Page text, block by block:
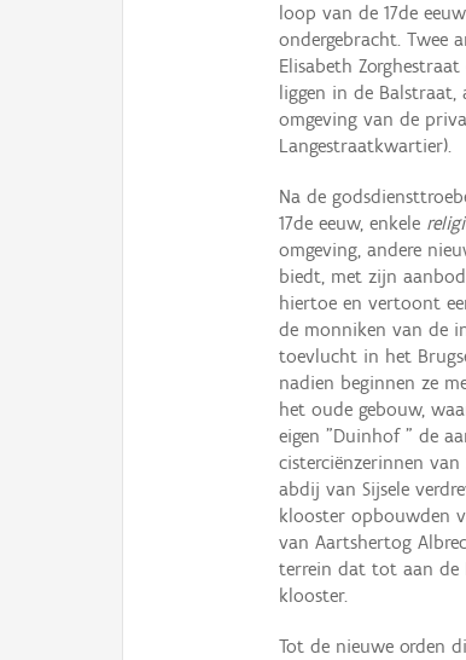
loop van de 17de
ondergebracht. Twee
Elisabeth
liggen in de
omgeving van de
Langestraatkwartier).
Na de
17de eeuw, enkele
omgeving, andere
biedt, met zijn
hiertoe en vertoont
de monniken van de
toevlucht in het
nadien beginnen ze
het oude gebouw,
eigen "Duinhof " de
cisterciënzerinnen
abdij van Sijsele
klooster opbouwden
van Aartshertog
terrein dat tot aan de
klooster.
Tot de nieuwe orden